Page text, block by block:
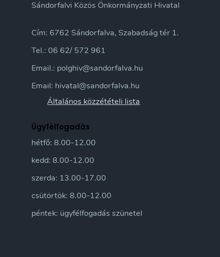
Sándorfalvi Közös Önkormányzati Hivatal
Cím: 6762 Sándorfalva, Szabadság tér 1.
Tel.: 06 62/ 572 961
Email.: polghiv@sandorfalva.hu
Email: hivatal@sandorfalva.hu
Általános közzétételi lista
Ügyfélfogadás
hétfő: 8.00-12.00
kedd: 8.00-12.00
szerda: 13.00-17.00
csütörtök: 8.00-12.00
péntek: ügyfélfogadás szünetel